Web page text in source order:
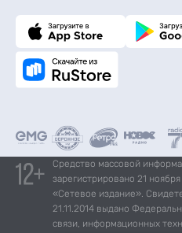
Средство массовой
зарегистрировано 21
«Сетевое издание».
21.11.2014 выдано
связи, информационных